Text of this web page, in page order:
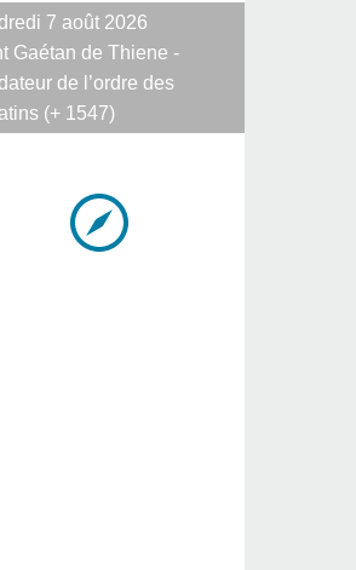
7 août 2026
Gaétan de Thiene -
de l’ordre des
(+ 1547)